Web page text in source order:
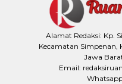
Alamat Redaksi: Kp.
Kecamatan Simpenan,
Jawa
Email: